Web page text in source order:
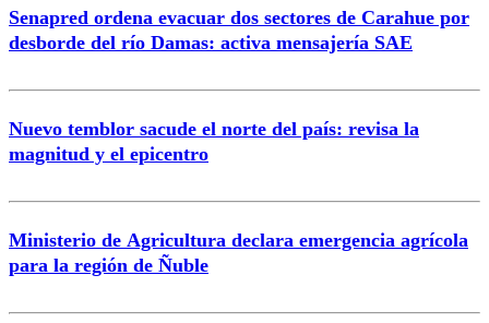
Correo
Senapred ordena evacuar dos sectores de Carahue por
desborde del río Damas: activa mensajería SAE
Nuevo temblor sacude el norte del país: revisa la
magnitud y el epicentro
Ministerio de Agricultura declara emergencia agrícola
para la región de Ñuble